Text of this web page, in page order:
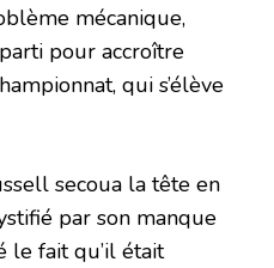
mécanique,
pour accroître
qui s’élève
secoua la tête en
par son manque
le fait qu’il était